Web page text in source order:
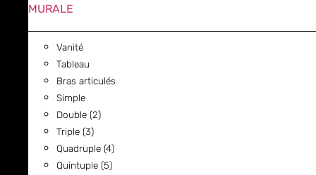
MURALE
Vanité
Tableau
Bras articulés
Simple
Double (2)
Triple (3)
Quadruple (4)
Quintuple (5)